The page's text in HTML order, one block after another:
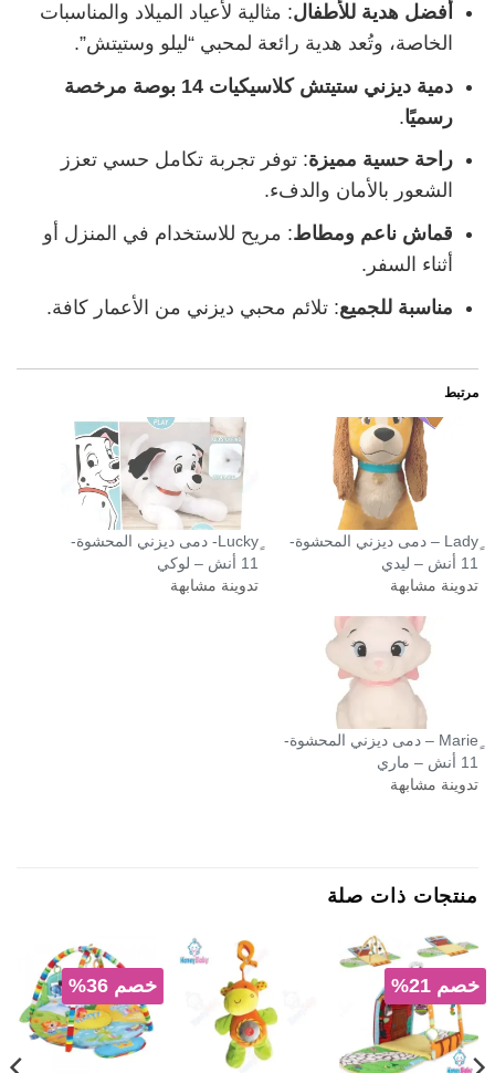
أفضل هدية للأطفال: مثالية لأعياد الميلاد والمناسبات
الخاصة، وتُعد هدية رائعة لمحبي “ليلو وستيتش”.
دمية ديزني ستيتش كلاسيكيات 14 بوصة مرخصة
رسميًا.
راحة حسية مميزة: توفر تجربة تكامل حسي تعزز
الشعور بالأمان والدفء.
قماش ناعم ومطاط: مريح للاستخدام في المنزل أو
أثناء السفر.
مناسبة للجميع: تلائم محبي ديزني من الأعمار كافة.
مرتبط
ٍLady – دمى ديزني المحشوة-
11 أنش – ليدي
تدوينة مشابهة
ٍLucky- دمى ديزني المحشوة-
11 أنش – لوكي
تدوينة مشابهة
ٍMarie – دمى ديزني المحشوة-
11 أنش – ماري
تدوينة مشابهة
منتجات ذات صلة
خصم 21% خصم 36%